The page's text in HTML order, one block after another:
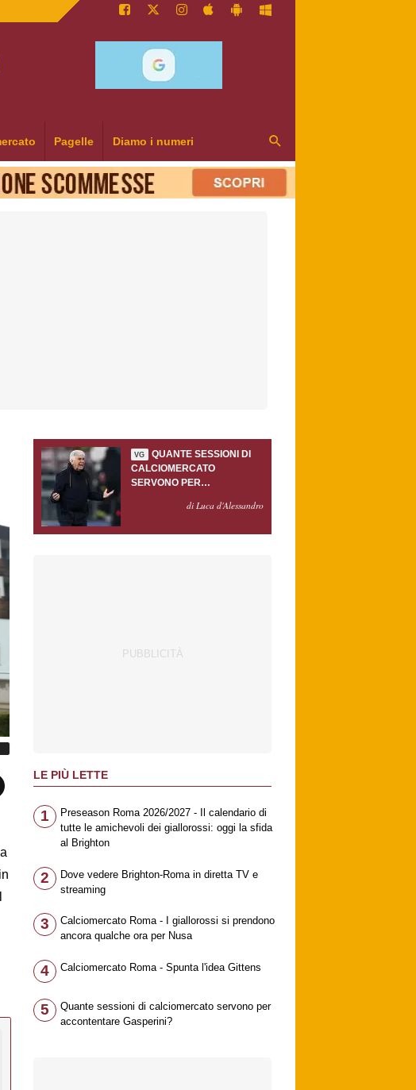
Pagelle Diamo i numeri
VG
QUANTE SESSIONI DI
CALCIOMERCATO
SERVONO PER
GASPERINI?di Luca d'Alessandro
LE PIÙ LETTE
1
Preseason Roma 2026/2027 - Il calendario di
tutte le amichevoli dei giallorossi: oggi la sfida
al Brighton
2
Dove vedere Brighton-Roma in diretta TV e
streaming
3
Calciomercato Roma - I giallorossi si prendono
ancora qualche ora per Nusa
4 Calciomercato Roma - Spunta l'idea Gittens
5
Quante sessioni di calciomercato servono per
accontentare Gasperini?